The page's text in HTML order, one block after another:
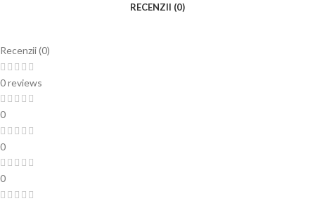
RECENZII (0)
Recenzii (0)
0 reviews
0
0
0